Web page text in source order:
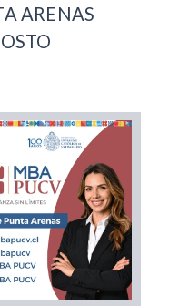
ARENAS